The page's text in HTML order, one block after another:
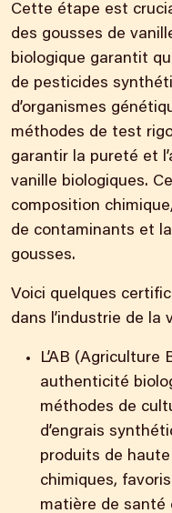
Cette étape est
des gousses de
biologique garantit
de pesticides
d’organismes
méthodes de test
garantir la pureté et
vanille biologiques.
composition
de contaminants et
gousses.
Voici quelques
dans l’industrie de la
L’AB
authenticité
méthodes de
d’engrais
produits de
chimiques,
matière de santé